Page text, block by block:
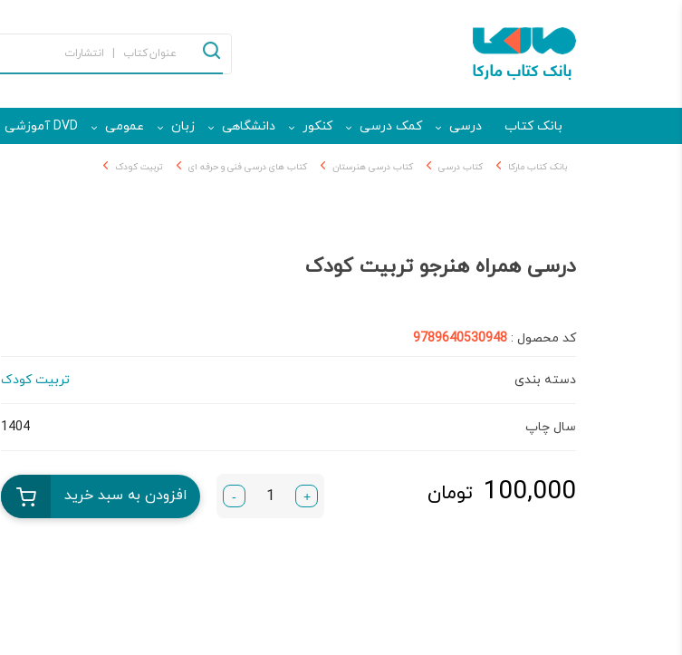
بانک کتاب درسی کمک درسی کنکور دانشگاهی زبان عمومی DVD آموزشی
بانک کتاب مارکا کتاب درسی کتاب درسی هنرستان کتاب های درسی فنی و حرفه ای تربیت کودک
درسی همراه هنرجو تربیت کودک
کد محصول : 9789640530948
دسته بندی تربیت کودک
سال چاپ 1404
100,000 تومان +
- افزودن به سبد خرید